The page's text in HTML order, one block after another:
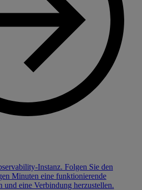
Instanz. Folgen Sie den
Minuten eine funktionierende
eine Verbindung herzustellen.